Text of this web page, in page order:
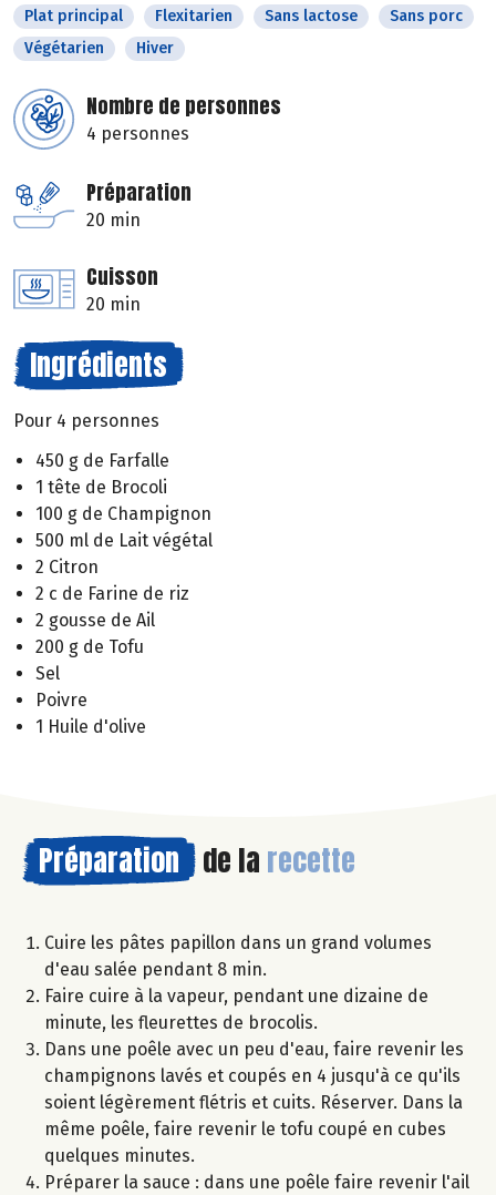
Plat principal Flexitarien Sans lactose
Sans porc
Végétarien
Hiver
Nombre de personnes
4 personnes
Préparation
20 min
Cuisson
20 min
Ingrédients
Pour 4 personnes
450 g de Farfalle
1 tête de Brocoli
100 g de Champignon
500 ml de Lait végétal
2 Citron
2 c de Farine de riz
2 gousse de Ail
200 g de Tofu
Sel
Poivre
1 Huile d'olive
Préparation de la recette
Cuire les pâtes papillon dans un grand volumes
d'eau salée pendant 8 min.
Faire cuire à la vapeur, pendant une dizaine de
minute, les fleurettes de brocolis.
Dans une poêle avec un peu d'eau, faire revenir les
champignons lavés et coupés en 4 jusqu'à ce qu'ils
soient légèrement flétris et cuits. Réserver. Dans la
même poêle, faire revenir le tofu coupé en cubes
quelques minutes.
Préparer la sauce : dans une poêle faire revenir l'ail